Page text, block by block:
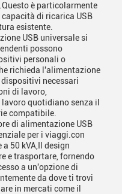
è particolarmente
di ricarica USB
esistente.
USB universale si
possono
personali o
richieda l'alimentazione
necessari
di lavoro,
quotidiano senza il
compatibile.
di alimentazione USB
per i viaggi.con
50 kVA,Il design
e trasportare, fornendo
a un'opzione di
da dove ti trovi
in mercati come il